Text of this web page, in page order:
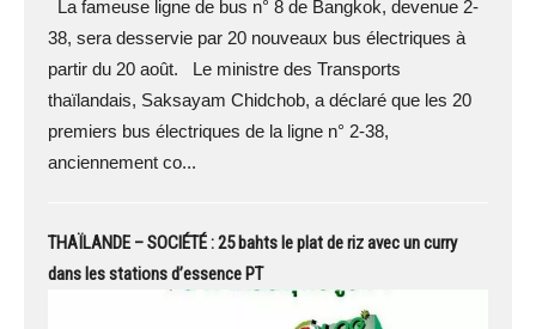
La fameuse ligne de bus n° 8 de Bangkok, devenue 2-
38, sera desservie par 20 nouveaux bus électriques à
partir du 20 août. Le ministre des Transports
thaïlandais, Saksayam Chidchob, a déclaré que les 20
premiers bus électriques de la ligne n° 2-38,
anciennement co...
THAÏLANDE – SOCIÉTÉ : 25 bahts le plat de riz avec un curry
dans les stations d’essence PT